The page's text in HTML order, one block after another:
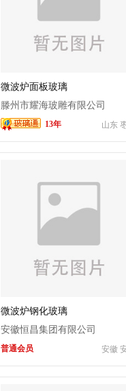
微波炉面板玻璃
滕州市耀海玻雕有限公司
山东
13年
微波炉钢化玻璃
安徽恒昌集团有限公司
安徽
普通会员